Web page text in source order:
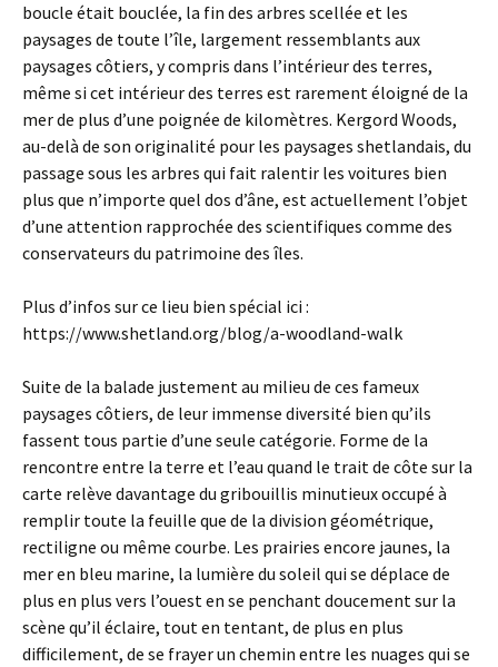
boucle était bouclée, la fin des arbres scellée et les
paysages de toute l’île, largement ressemblants aux
paysages côtiers, y compris dans l’intérieur des terres,
même si cet intérieur des terres est rarement éloigné de la
mer de plus d’une poignée de kilomètres. Kergord Woods,
au-delà de son originalité pour les paysages shetlandais, du
passage sous les arbres qui fait ralentir les voitures bien
plus que n’importe quel dos d’âne, est actuellement l’objet
d’une attention rapprochée des scientifiques comme des
conservateurs du patrimoine des îles.
Plus d’infos sur ce lieu bien spécial ici :
https://www.shetland.org/blog/a-woodland-walk
Suite de la balade justement au milieu de ces fameux
paysages côtiers, de leur immense diversité bien qu’ils
fassent tous partie d’une seule catégorie. Forme de la
rencontre entre la terre et l’eau quand le trait de côte sur la
carte relève davantage du gribouillis minutieux occupé à
remplir toute la feuille que de la division géométrique,
rectiligne ou même courbe. Les prairies encore jaunes, la
mer en bleu marine, la lumière du soleil qui se déplace de
plus en plus vers l’ouest en se penchant doucement sur la
scène qu’il éclaire, tout en tentant, de plus en plus
difficilement, de se frayer un chemin entre les nuages qui se